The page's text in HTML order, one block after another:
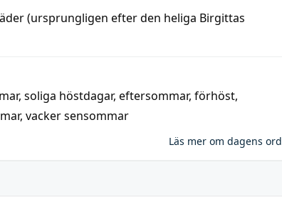
(ursprungligen efter den heliga Birgittas
, soliga höstdagar, eftersommar, förhöst,
, vacker sensommar
Läs mer om dagens ord